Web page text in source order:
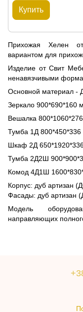
Купить
Прихожая Хелен
вариантом для
Изделие от Свит
ненавязчивыми
Основной материал -
Зеркало 900*690*160
Вешалка
Тумба 1Д
Шкаф 2Д
Тумба 2Д2Ш
Комод 4Д1Ш
Корпус: дуб артизан
Фасады: дуб артизан
Модель
направляющих